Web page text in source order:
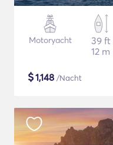
Motoryacht
39 ft
12 m
$1,148 /Nacht